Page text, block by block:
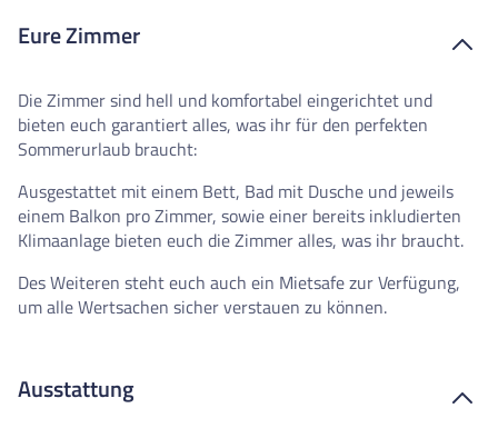
Eure Zimmer
Die Zimmer sind hell und komfortabel eingerichtet und
bieten euch garantiert alles, was ihr für den perfekten
Sommerurlaub braucht:
Ausgestattet mit einem Bett, Bad mit Dusche und jeweils
einem Balkon pro Zimmer, sowie einer bereits inkludierten
Klimaanlage bieten euch die Zimmer alles, was ihr braucht.
Des Weiteren steht euch auch ein Mietsafe zur Verfügung,
um alle Wertsachen sicher verstauen zu können.
Ausstattung